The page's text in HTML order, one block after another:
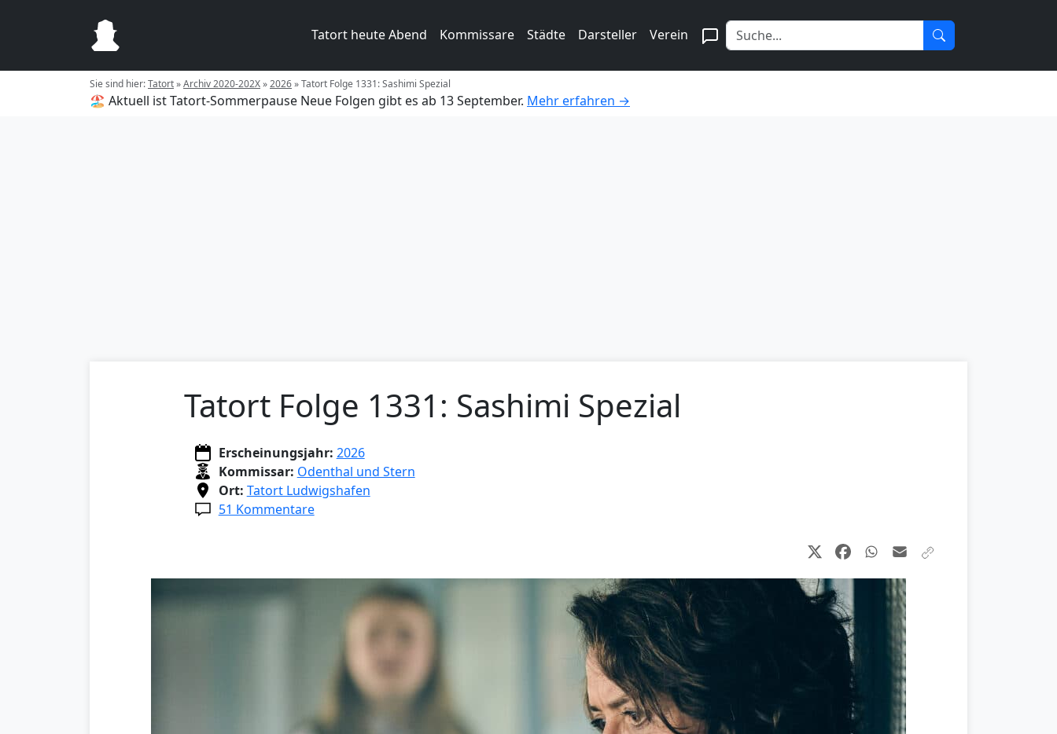
Tatort heute Abend Kommissare Städte Darsteller Verein
Sie sind hier:Tatort»Archiv 2020-202X»2026»Tatort Folge 1331: Sashimi Spezial
🏖️ Aktuell ist Tatort-Sommerpause Neue Folgen gibt es ab 13 September. Mehr erfahren →
Tatort Folge 1331: Sashimi Spezial
Erscheinungsjahr: 2026
Kommissar: Odenthal und Stern
Ort: Tatort Ludwigshafen
51 Kommentare